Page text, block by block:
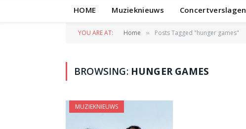
HOME Muzieknieuws Concertverslagen
YOU ARE AT: Home » Posts Tagged "hunger games"
BROWSING: HUNGER GAMES
MUZIEKNIEUWS